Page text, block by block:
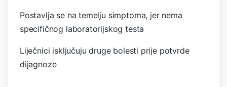
Postavlja se na temelju simptoma, jer nema
specifičnog laboratorijskog testa
Liječnici isključuju druge bolesti prije potvrde
dijagnoze